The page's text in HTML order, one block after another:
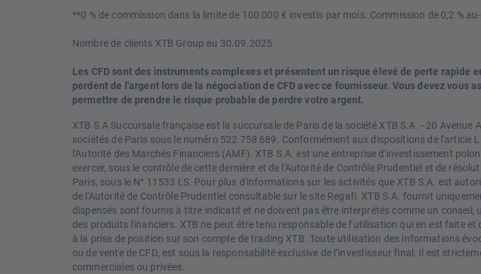
**0 % de commission dans la limite de 100 000 € investis par mois. Commission de 0,2 %
Nombre de clients XTB Group au 30.09.2025
Les CFD sont des instruments complexes et présentent un risque élevé de perte
perdent de l'argent lors de la négociation de CFD avec ce fournisseur. Vous devez vous
permettre de prendre le risque probable de perdre votre argent.
XTB S.A Succursale française est la succursale de Paris de la société XTB S.A. - 20
sociétés de Paris sous le numéro 522 758 689. Conformément aux dispositions de
l'Autorité des Marchés Financiers (AMF). XTB S.A. est une entreprise d'investissement
exercer, sous le contrôle de cette dernière et de l'Autorité de Contrôle Prudentiel et de
Paris, sous le N° 11533 LS. Pour plus d'informations sur les activités que XTB S.A. est
de l'Autorité de Contrôle Prudentiel consultable sur le site Regafi. XTB S.A. fournit
dispensés sont fournis à titre indicatif et ne doivent pas être interprétés comme un
des produits financiers. XTB ne peut être tenu responsable de l’utilisation qui en est faite
à la prise de position sur son compte de trading XTB. Toute utilisation des informations
ou de vente de CFD, est sous la responsabilité exclusive de l’investisseur final. Il est
commerciales ou privées.